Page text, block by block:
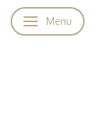
SkifteMenu